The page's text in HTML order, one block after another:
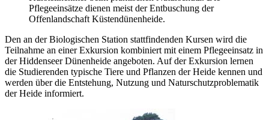
Pflegeeinsätze dienen meist der Entbuschung der
Offenlandschaft Küstendünenheide.
Den an der Biologischen Station stattfindenden Kursen wird die
Teilnahme an einer Exkursion kombiniert mit einem Pflegeeinsatz in
der Hiddenseer Dünenheide angeboten. Auf der Exkursion lernen
die Studierenden typische Tiere und Pflanzen der Heide kennen und
werden über die Entstehung, Nutzung und Naturschutzproblematik
der Heide informiert.